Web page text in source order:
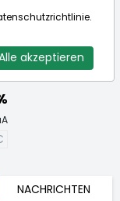
NACHRICHTEN
.
akzeptieren